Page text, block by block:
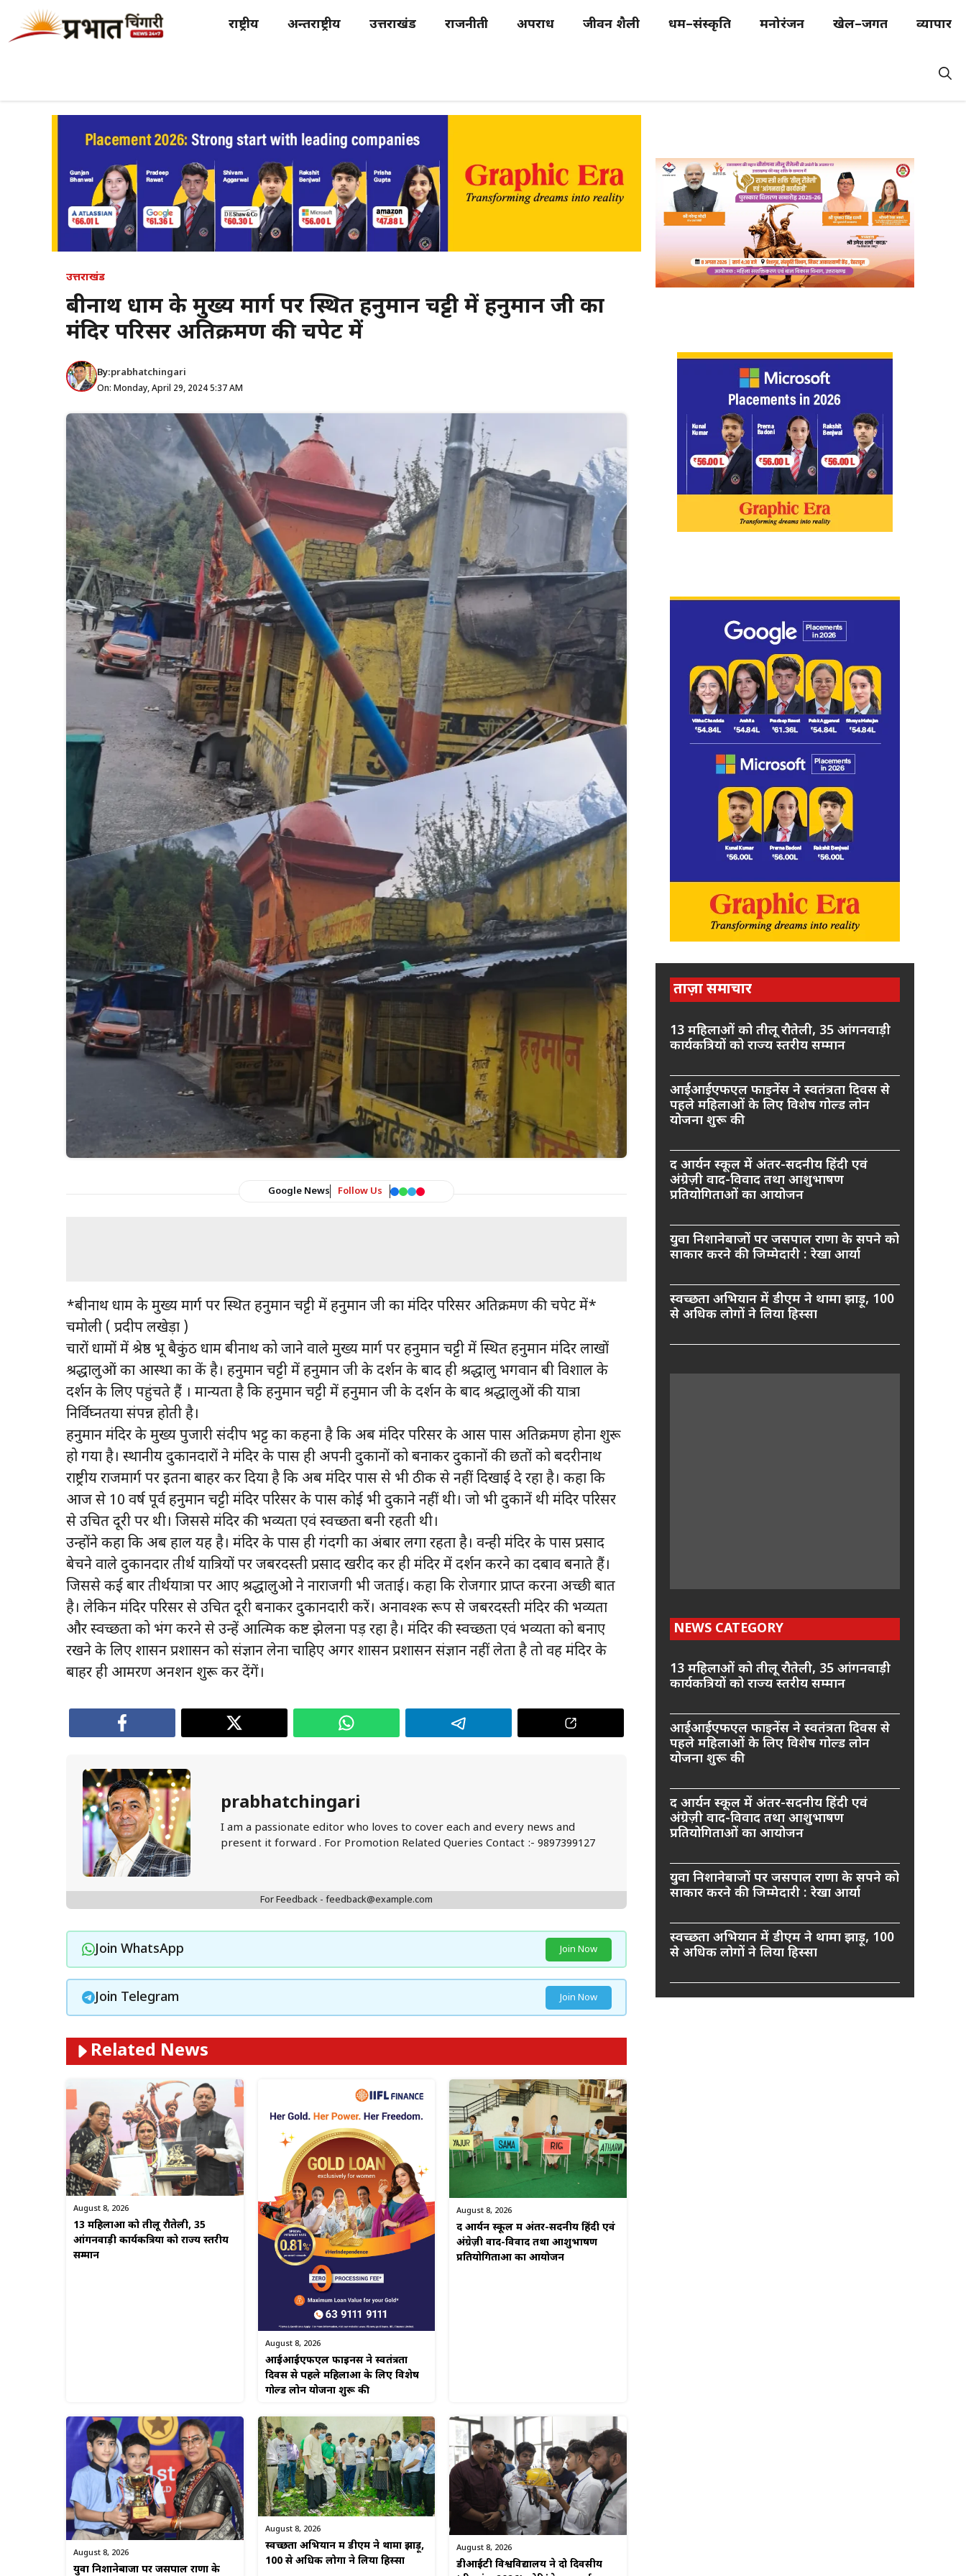
राष्ट्रीय अन्तर्राष्ट्रीय उत्तराखंड राजनीती अपराध जीवन शैली धर्म–संस्कृति मनोरंजन खेल–जगत व्यापार
उत्तराखंड
बद्रीनाथ धाम के मुख्य मार्ग पर स्थित हनुमान चट्टी में हनुमान जी का
मंदिर परिसर अतिक्रमण की चपेट में
By:prabhatchingari
On: Monday, April 29, 2024 5:37 AM
Google News Follow Us
*बद्रीनाथ धाम के मुख्य मार्ग पर स्थित हनुमान चट्टी में हनुमान जी का मंदिर परिसर अतिक्रमण की चपेट में*
चमोली ( प्रदीप लखेड़ा )
चारों धामों में श्रेष्ठ भू बैकुंठ धाम बद्रीनाथ को जाने वाले मुख्य मार्ग पर हनुमान चट्टी में स्थित हनुमान मंदिर लाखों
श्रद्धालुओं का आस्था का केंद्र है। हनुमान चट्टी में हनुमान जी के दर्शन के बाद ही श्रद्धालु भगवान बद्री विशाल के
दर्शन के लिए पहुंचते हैं । मान्यता है कि हनुमान चट्टी में हनुमान जी के दर्शन के बाद श्रद्धालुओं की यात्रा
निर्विघ्नतया संपन्न होती है।
हनुमान मंदिर के मुख्य पुजारी संदीप भट्ट का कहना है कि अब मंदिर परिसर के आस पास अतिक्रमण होना शुरू
हो गया है। स्थानीय दुकानदारों ने मंदिर के पास ही अपनी दुकानों को बनाकर दुकानों की छतों को बदरीनाथ
राष्ट्रीय राजमार्ग पर इतना बाहर कर दिया है कि अब मंदिर पास से भी ठीक से नहीं दिखाई दे रहा है। कहा कि
आज से 10 वर्ष पूर्व हनुमान चट्टी मंदिर परिसर के पास कोई भी दुकाने नहीं थी। जो भी दुकानें थी मंदिर परिसर
से उचित दूरी पर थी। जिससे मंदिर की भव्यता एवं स्वच्छता बनी रहती थी।
उन्होंने कहा कि अब हाल यह है। मंदिर के पास ही गंदगी का अंबार लगा रहता है। वन्ही मंदिर के पास प्रसाद
बेचने वाले दुकानदार तीर्थ यात्रियों पर जबरदस्ती प्रसाद खरीद कर ही मंदिर में दर्शन करने का दबाव बनाते हैं।
जिससे कई बार तीर्थयात्रा पर आए श्रद्धालुओ ने नाराजगी भी जताई। कहा कि रोजगार प्राप्त करना अच्छी बात
है। लेकिन मंदिर परिसर से उचित दूरी बनाकर दुकानदारी करें। अनावश्क रूप से जबरदस्ती मंदिर की भव्यता
और स्वच्छता को भंग करने से उन्हें आत्मिक कष्ट झेलना पड़ रहा है। मंदिर की स्वच्छता एवं भव्यता को बनाए
रखने के लिए शासन प्रशासन को संज्ञान लेना चाहिए अगर शासन प्रशासन संज्ञान नहीं लेता है तो वह मंदिर के
बाहर ही आमरण अनशन शुरू कर देंगें।
prabhatchingari
I am a passionate editor who loves to cover each and every news and
present it forward . For Promotion Related Queries Contact :- 9897399127
For Feedback - feedback@example.com
Join WhatsApp Join Now
Join Telegram Join Now
Related News
August 8, 2026
13 महिलाओं को तीलू रौतेली, 35
आंगनवाड़ी कार्यकत्रियों को राज्य स्तरीय
सम्मान
August 8, 2026
आईआईएफएल फाइनेंस ने स्वतंत्रता
दिवस से पहले महिलाओं के लिए विशेष
गोल्ड लोन योजना शुरू की
August 8, 2026
द आर्यन स्कूल में अंतर-सदनीय हिंदी एवं
अंग्रेज़ी वाद-विवाद तथा आशुभाषण
प्रतियोगिताओं का आयोजन
August 8, 2026
युवा निशानेबाजों पर जसपाल राणा के
August 8, 2026
स्वच्छता अभियान में डीएम ने थामा झाड़ू,
100 से अधिक लोगों ने लिया हिस्सा
August 8, 2026
डीआईटी विश्वविद्यालय ने दो दिवसीय
ताज़ा समाचार
13 महिलाओं को तीलू रौतेली, 35 आंगनवाड़ी
कार्यकत्रियों को राज्य स्तरीय सम्मान
आईआईएफएल फाइनेंस ने स्वतंत्रता दिवस से
पहले महिलाओं के लिए विशेष गोल्ड लोन
योजना शुरू की
द आर्यन स्कूल में अंतर-सदनीय हिंदी एवं
अंग्रेज़ी वाद-विवाद तथा आशुभाषण
प्रतियोगिताओं का आयोजन
युवा निशानेबाजों पर जसपाल राणा के सपने को
साकार करने की जिम्मेदारी : रेखा आर्या
स्वच्छता अभियान में डीएम ने थामा झाड़ू, 100
से अधिक लोगों ने लिया हिस्सा
NEWS CATEGORY
13 महिलाओं को तीलू रौतेली, 35 आंगनवाड़ी
कार्यकत्रियों को राज्य स्तरीय सम्मान
आईआईएफएल फाइनेंस ने स्वतंत्रता दिवस से
पहले महिलाओं के लिए विशेष गोल्ड लोन
योजना शुरू की
द आर्यन स्कूल में अंतर-सदनीय हिंदी एवं
अंग्रेज़ी वाद-विवाद तथा आशुभाषण
प्रतियोगिताओं का आयोजन
युवा निशानेबाजों पर जसपाल राणा के सपने को
साकार करने की जिम्मेदारी : रेखा आर्या
स्वच्छता अभियान में डीएम ने थामा झाड़ू, 100
से अधिक लोगों ने लिया हिस्सा